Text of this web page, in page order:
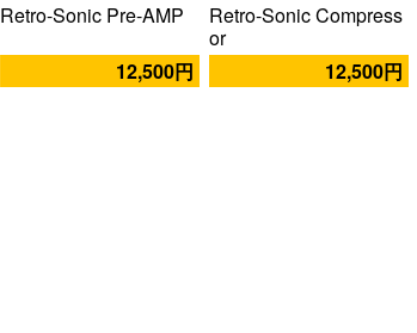
Retro-Sonic Pre-AMP
12,500円
Retro-Sonic Compress
or
12,500円